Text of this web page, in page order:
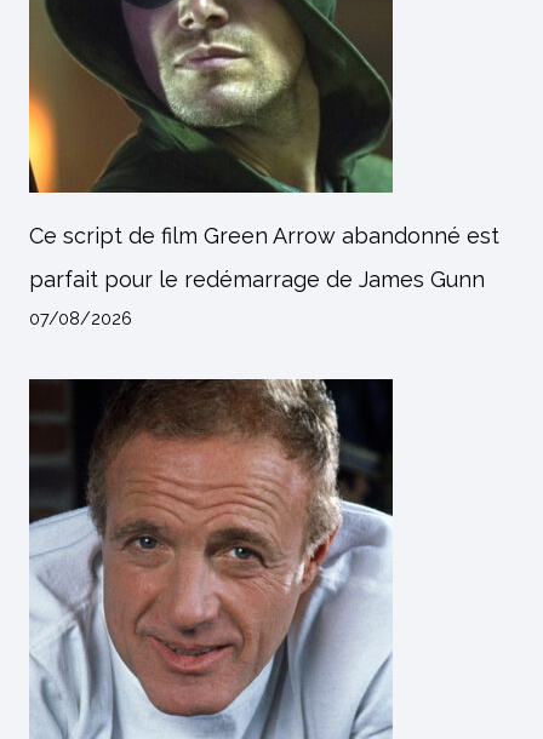
Ce script de film Green Arrow abandonné est
parfait pour le redémarrage de James Gunn
07/08/2026